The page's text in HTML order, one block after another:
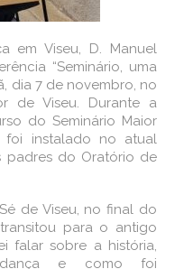
em Viseu, D. Manuel
“Seminário, uma
dia 7 de novembro, no
de Viseu. Durante a
do Seminário Maior
foi instalado no atual
padres do Oratório de
de Viseu, no final do
para o antigo
falar sobre a história,
e como foi